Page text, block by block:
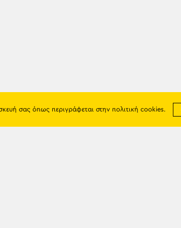
σας όπως περιγράφεται στην πολιτική cookies.